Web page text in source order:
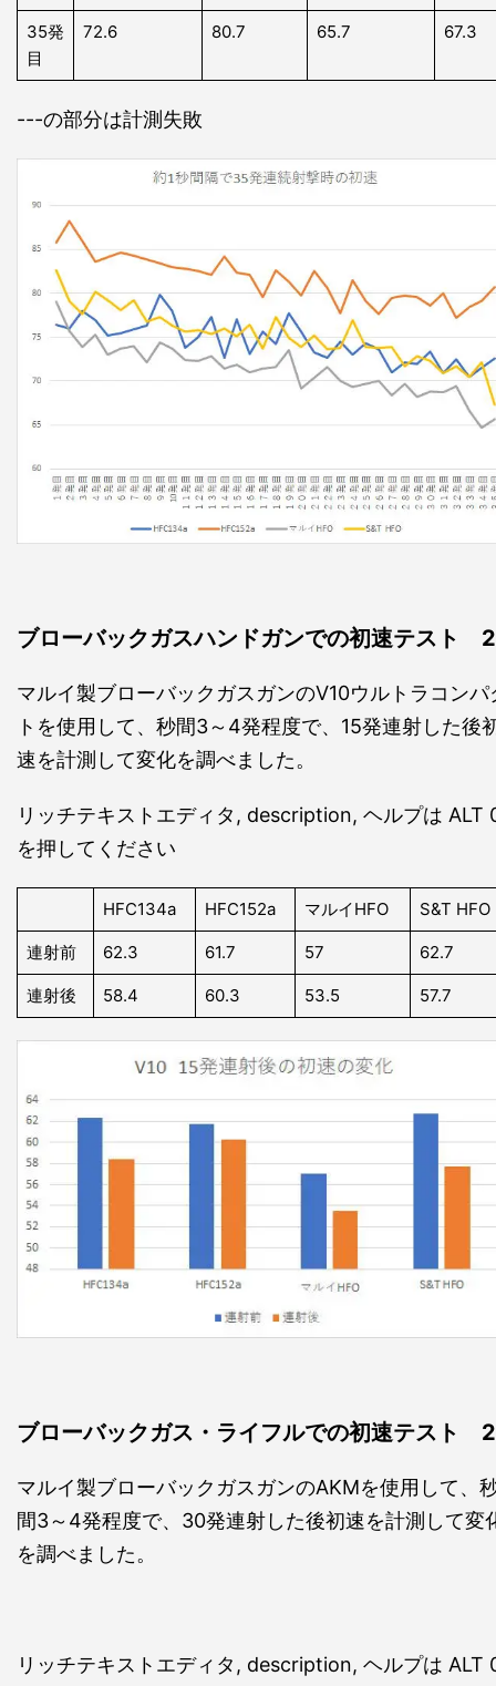
35発
目
72.6 80.7 65.7 67.3
---の部分は計測失敗
ブローバックガスハンドガンでの初速テスト 2
マルイ製ブローバックガスガンのV10ウルトラコンパ
トを使用して、秒間3～4発程度で、15発連射した後
速を計測して変化を調べました。
リッチテキストエディタ, description, ヘルプは ALT
を押してください
HFC134a HFC152a マルイHFO S&T HFO
連射前 62.3 61.7 57 62.7
連射後 58.4 60.3 53.5 57.7
ブローバックガス・ライフルでの初速テスト 2
マルイ製ブローバックガスガンのAKMを使用して、
間3～4発程度で、30発連射した後初速を計測して変
を調べました。
リッチテキストエディタ, description, ヘルプは ALT